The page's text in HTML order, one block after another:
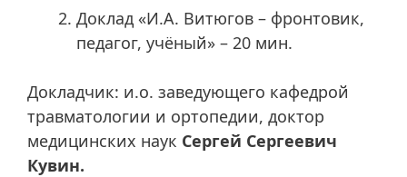
Доклад «И.А. Витюгов – фронтовик,
педагог, учёный» – 20 мин.
Докладчик: и.о. заведующего кафедрой
травматологии и ортопедии, доктор
медицинских наук Сергей Сергеевич
Кувин.